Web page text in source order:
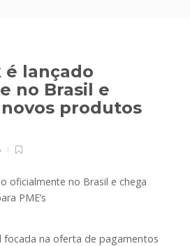
é lançado
no Brasil e
produtos
focada na oferta de pagamentos